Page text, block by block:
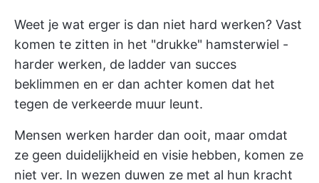
Weet je wat erger is dan niet hard werken? Vast
komen te zitten in het "drukke" hamsterwiel -
harder werken, de ladder van succes
beklimmen en er dan achter komen dat het
tegen de verkeerde muur leunt.
Mensen werken harder dan ooit, maar omdat
ze geen duidelijkheid en visie hebben, komen ze
niet ver. In wezen duwen ze met al hun kracht